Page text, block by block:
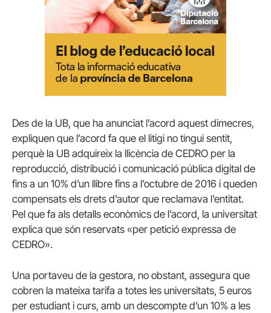
Des de la UB, que ha anunciat l’acord aquest dimecres,
expliquen que l’acord fa que el litigi no tingui sentit,
perquè la UB adquireix la llicència de CEDRO per la
reproducció, distribució i comunicació pública digital de
fins a un 10% d’un llibre fins a l’octubre de 2016 i queden
compensats els drets d’autor que reclamava l’entitat.
Pel que fa als detalls econòmics de l’acord, la universitat
explica que són reservats «per petició expressa de
CEDRO».
Una portaveu de la gestora, no obstant, assegura que
cobren la mateixa tarifa a totes les universitats, 5 euros
per estudiant i curs, amb un descompte d’un 10% a les